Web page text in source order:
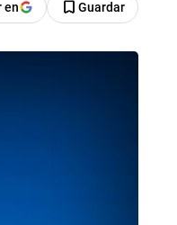
en Guardar